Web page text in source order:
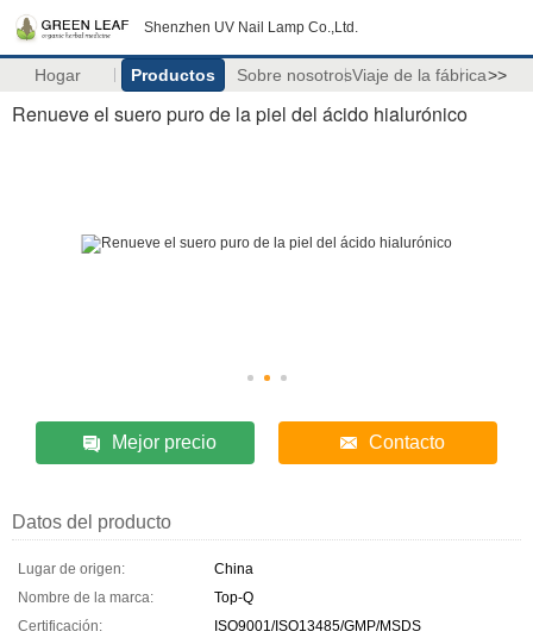
Shenzhen UV Nail Lamp Co.,Ltd.
Hogar Productos Sobre nosotrosViaje de la fábrica>>
Renueve el suero puro de la piel del ácido hialurónico
Mejor precio Contacto
Datos del producto
Lugar de origen:
China
Nombre de la marca:
Top-Q
Certificación:
ISO9001/ISO13485/GMP/MSDS